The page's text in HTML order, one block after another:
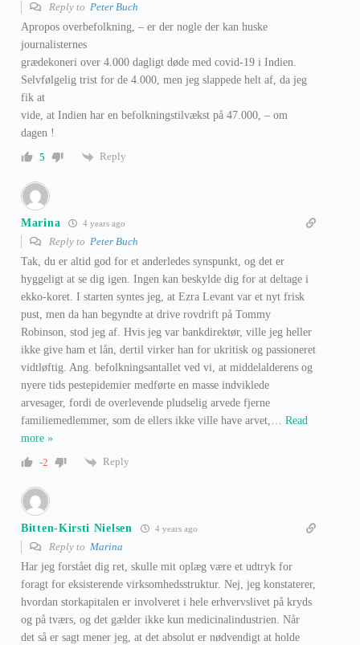
Reply to Peter Buch
Apropos overbefolkning, – er der nogle der kan huske
journalisternes
grædekoneri over 4.000 dagligt døde med covid-19 i Indien.
Selvfølgelig trist for de 4.000, men jeg slappede helt af, da jeg
fik at
vide, at Indien har en befolkningstilvækst på 47.000, – om
dagen !
5
Reply
Marina 4 years ago
Reply to Peter Buch
Tak, du er altid god for et anderledes synspunkt, og det er
hyggeligt at se dig igen. Ingen kan beskylde dig for at deltage i
ekko-koret. I starten syntes jeg, at Ezra Levant var et nyt frisk
pust, men da han begyndte at drive rovdrift på Tommy
Robinson, stod jeg af. Hvis jeg var bankdirektør, ville jeg heller
ikke give ham et lån, dertil virker han for ukritisk og passioneret
vidtløftig. Ang. befolkningsantallet ved vi, at middelalderens og
nyere tids pestepidemier medførte en masse indviklede
arvesager, fordi de overlevende pludselig arvede fjerne
familiemedlemmer, som de ellers ikke ville have arvet,… Read
more »
-2
Reply
Bitten-Kirsti Nielsen 4 years ago
Reply to Marina
Har jeg forstået dig ret, skulle mit oplæg være et udtryk for
foragt for eksisterende virksomhedsstruktur. Nej, jeg konstaterer,
hvordan storkapitalen er involveret i hele erhvervslivet på kryds
og på tværs, og det gælder ikke kun medicinalindustrien. Når
det så er sagt mener jeg, at det absolut er nødvendigt at holde